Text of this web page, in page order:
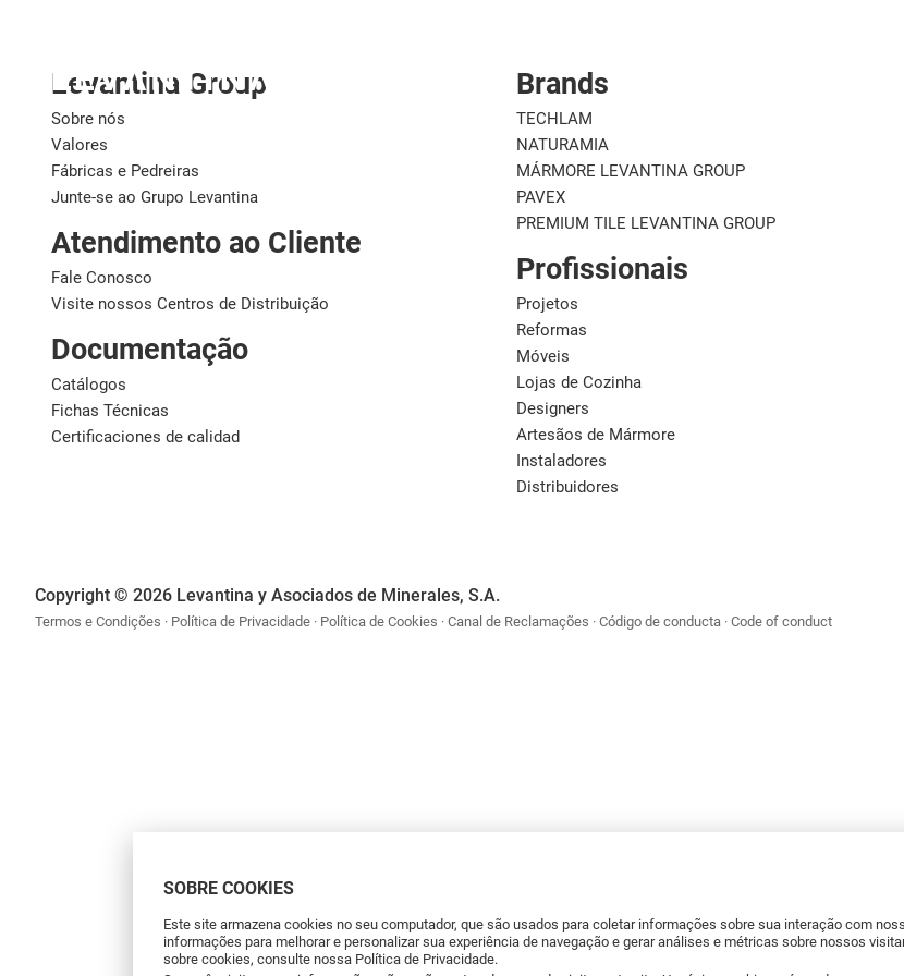
SOBRE COOKIES
Este site armazena cookies no seu computador, que são usados para coletar informações sobre sua interação com
informações para melhorar e personalizar sua experiência de navegação e gerar análises e métricas sobre nossos
sobre cookies, consulte nossa Política de Privacidade.
Levantina Group
Sobre nós
Valores
Fábricas e Pedreiras
Junte-se ao Grupo Levantina
Atendimento ao Cliente
Fale Conosco
Visite nossos Centros de Distribuição
Documentação
Catálogos
Fichas Técnicas
Certificaciones de calidad
Brands
TECHLAM
NATURAMIA
MÁRMORE LEVANTINA GROUP
PAVEX
PREMIUM TILE LEVANTINA GROUP
Profissionais
Projetos
Reformas
Móveis
Lojas de Cozinha
Designers
Artesãos de Mármore
Instaladores
Distribuidores
Copyright © 2026 Levantina y Asociados de Minerales, S.A.
Termos e Condições Política de Privacidade Política de Cookies Canal de Reclamações Código de conducta Code of conduct